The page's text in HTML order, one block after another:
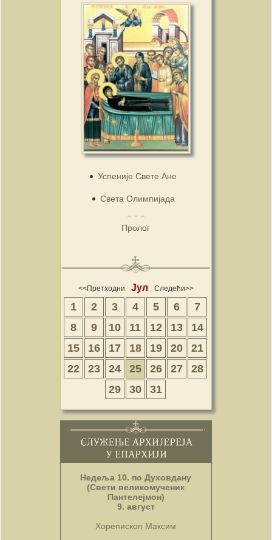
Успеније Свете Ане
Света Олимпијада
Пролог
<<Претходни Јул Следећи>>
1 2 3 4 5 6
7
8
9 10 11 12 13
14
15
16 17 18 19 20
21
22
23 24 25 26 27
28
29
30 31
Недеља 10. по Духовдану
(Свети великомученик
Пантелејмон)
9. август
Хорепископ Максим